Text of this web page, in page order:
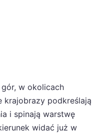
w okolicach
krajobrazy podkreślają
i spinają warstwę
widać już w